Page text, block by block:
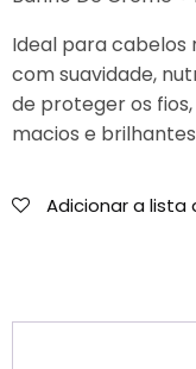
Shampoo
+
Condicionador
Banho
De
+
Ideal para cabelos
com suavidade,
de proteger os
macios e
Adicionar a lista